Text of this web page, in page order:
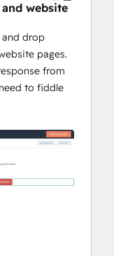
website
and drop
pages.
from
to fiddle